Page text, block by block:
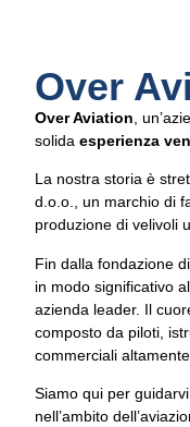
Over
Over Aviation ,
solida esperienza
La nostra storia è
d.o.o., un marchio di
produzione di velivoli
Fin dalla fondazione
in modo significativo
azienda leader. Il
composto da piloti,
commerciali
Siamo qui per
nell’ambito